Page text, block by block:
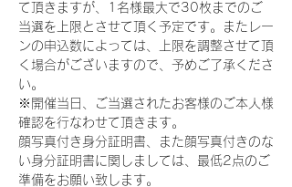
て頂きますが、1名様最大で30枚までのご
当選を上限とさせて頂く予定です。またレー
ンの申込数によっては、上限を調整させて頂
く場合がございますので、予めご了承くださ
い。
※開催当日、ご当選されたお客様のご本人様
確認を行なわせて頂きます。
顔写真付き身分証明書、また顔写真付きのな
い身分証明書に関しましては、最低2点のご
準備をお願い致します。